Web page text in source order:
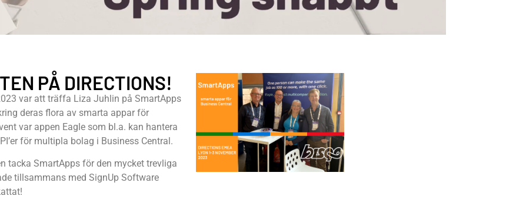
PÅ DIRECTIONS!
var att träffa Liza Juhlin på SmartApps
deras flora av smarta appar för
var appen Eagle som bl.a. kan hantera
för multipla bolag i Business Central.
tacka SmartApps för den mycket trevliga
tillsammans med SignUp Software